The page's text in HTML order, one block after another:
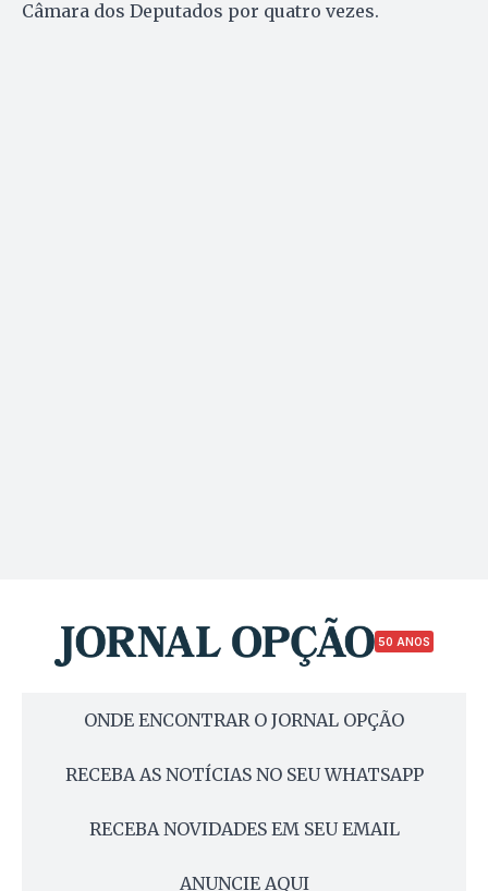
Câmara dos Deputados por quatro vezes.
50 ANOS
ONDE ENCONTRAR O JORNAL OPÇÃO
RECEBA AS NOTÍCIAS NO SEU WHATSAPP
RECEBA NOVIDADES EM SEU EMAIL
ANUNCIE AQUI